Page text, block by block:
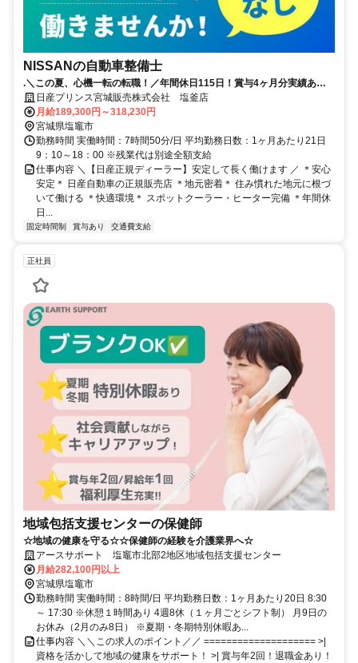
NISSANの自動車整備士
.＼この夏、心機一転の転職！／年間休日115日！賞与4ヶ月分実績あ
り！県外への転勤無し！誰もが知る安心な会社！
日産プリンス宮城販売株式会社 塩釜店
月給189,300円～318,230円
宮城県塩竈市
勤務時間 実働時間：7時間50分/日 平均勤務日数：1ヶ月あたり21日
9：10～18：00 ※残業代は別途全額支給
仕事内容 ＼【日産正規ディーラー】安定して長く働けます ／ ＊安心
安定＊ 日産自動車の正規販売店 ＊地元密着＊ 住み慣れた地元に根づ
いて働ける ＊快適環境＊ スポットクーラー・ヒーター完備 ＊年間休
日...
固定時間制 賞与あり 交通費支給
正社員
地域包括支援センターの保健師
☆地域の健康を守る☆☆保健師の経験を介護業界へ☆
アースサポート 塩竈市北部2地区地域包括支援センター
月給282,100円以上
宮城県塩竈市
勤務時間 実働時間：8時間/日 平均勤務日数：1ヶ月あたり20日 8:30
～ 17:30 ※休憩１時間あり 4週8休（１ヶ月ごとシフト制） 月9日の
お休み（2月のみ8日） ※夏期・冬期特別休暇あ...
仕事内容 ＼＼この求人のポイント／／ ==================== >|
資格を活かして地域の健康をサポート！ >| 賞与年2回！退職金あり！